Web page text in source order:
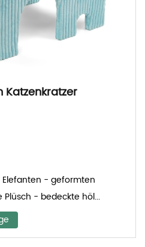
Katzenkratzer
Elefanten - geformten
Plüsch - bedeckte höl...